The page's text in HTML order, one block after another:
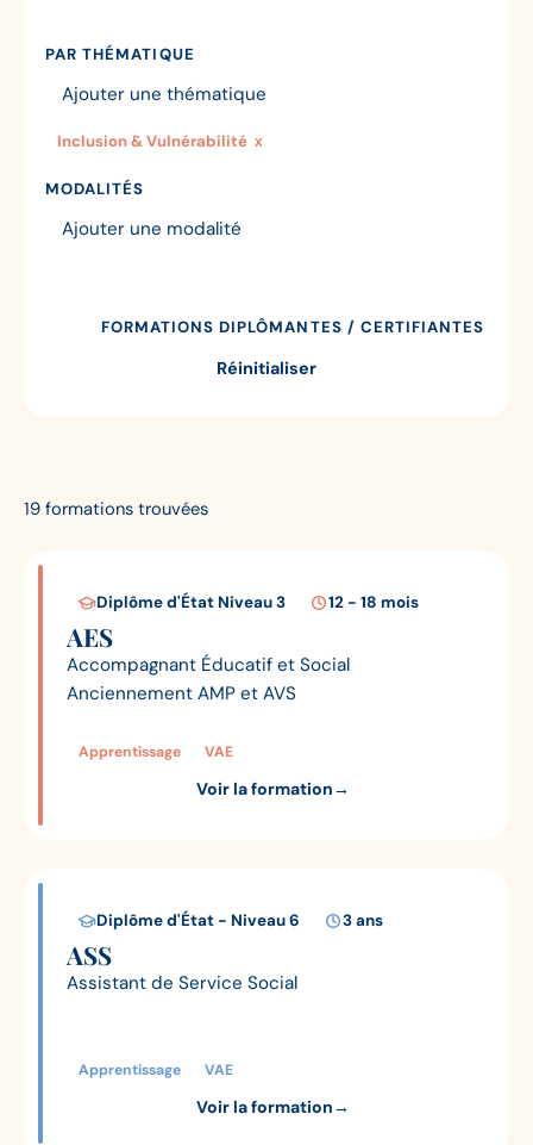
PAR THÉMATIQUE
Inclusion & Vulnérabilité x
MODALITÉS
FORMATIONS DIPLÔMANTES / CERTIFIANTES
Réinitialiser
19 formations trouvées
Diplôme d'État Niveau 3 12 - 18 mois
AES
Accompagnant Éducatif et Social
Anciennement AMP et AVS
Apprentissage VAE
Voir la formation→
Diplôme d'État - Niveau 6 3 ans
ASS
Assistant de Service Social
Apprentissage VAE
Voir la formation→